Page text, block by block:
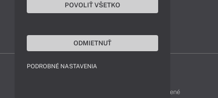
ZEN-SHOP © 2015 - 2026 Všetky práva vyhradené
POVOLIŤ VŠETKO
ODMIETNUŤ
PODROBNÉ NASTAVENIA